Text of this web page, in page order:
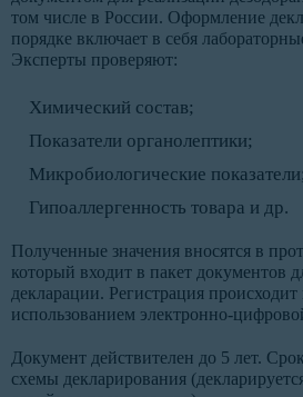
том числе в России. Оформление
порядке включает в себя
Эксперты проверяют:
Химический состав;
Показатели органолептики;
Микробиологические показатели;
Гипоаллергенность товара и др.
Полученные значения вносятся в
который входит в пакет документов
декларации. Регистрация
использованием электронно-
Документ действителен до 5 лет.
схемы декларирования